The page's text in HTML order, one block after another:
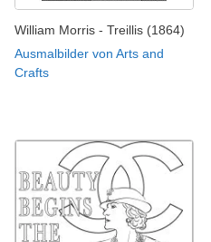
William Morris - Treillis (1864)
Ausmalbilder von Arts and
Crafts